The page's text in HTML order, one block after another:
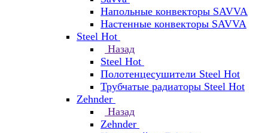
Напольные конвекторы SAVVA
Настенные конвекторы SAVVA
Steel Hot
Назад
Steel Hot
Полотенцесушители Steel Hot
Трубчатые радиаторы Steel Hot
Zehnder
Назад
Zehnder